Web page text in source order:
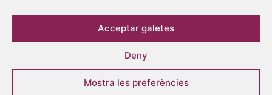
Acceptar galetes
Deny
Mostra les preferències
Segueix-nos